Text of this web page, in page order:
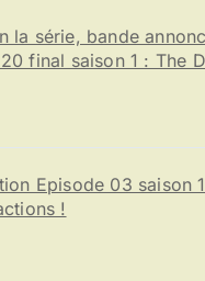
la série, bande
20 final saison 1 : The
Episode 03 saison
!